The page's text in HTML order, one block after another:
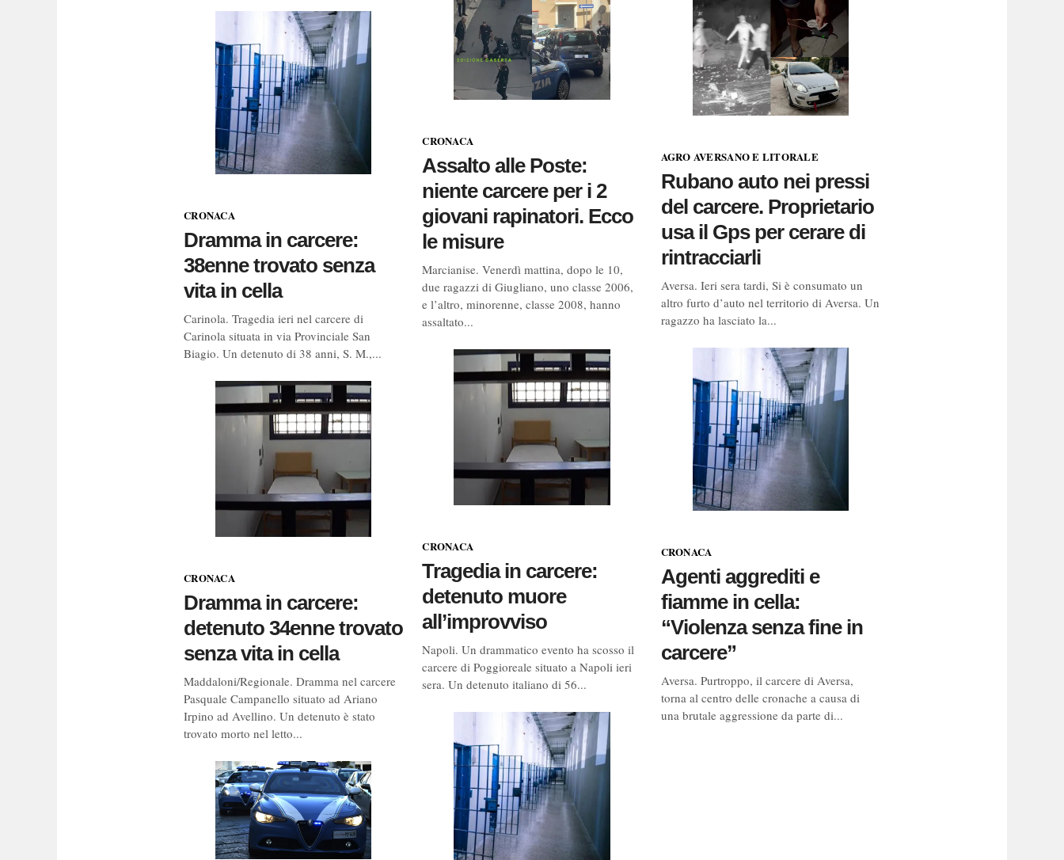
CRONACA
Dramma in carcere:
38enne trovato senza
vita in cella
Carinola. Tragedia ieri nel carcere di
Carinola situata in via Provinciale San
Biagio. Un detenuto di 38 anni, S. M.,...
CRONACA
Dramma in carcere:
detenuto 34enne trovato
senza vita in cella
Maddaloni/Regionale. Dramma nel carcere
Pasquale Campanello situato ad Ariano
Irpino ad Avellino. Un detenuto è stato
trovato morto nel letto...
CRONACA
Assalto alle Poste:
niente carcere per i 2
giovani rapinatori. Ecco
le misure
Marcianise. Venerdì mattina, dopo le 10,
due ragazzi di Giugliano, uno classe 2006,
e l’altro, minorenne, classe 2008, hanno
assaltato...
CRONACA
Tragedia in carcere:
detenuto muore
all’improvviso
Napoli. Un drammatico evento ha scosso il
carcere di Poggioreale situato a Napoli ieri
sera. Un detenuto italiano di 56...
AGRO AVERSANO E LITORALE
Rubano auto nei pressi
del carcere. Proprietario
usa il Gps per cerare di
rintracciarli
Aversa. Ieri sera tardi, Si è consumato un
altro furto d’auto nel territorio di Aversa. Un
ragazzo ha lasciato la...
CRONACA
Agenti aggrediti e
fiamme in cella:
“Violenza senza fine in
carcere”
Aversa. Purtroppo, il carcere di Aversa,
torna al centro delle cronache a causa di
una brutale aggressione da parte di...